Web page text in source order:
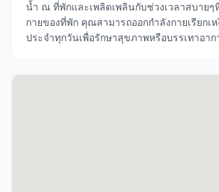
น้ำ ณ ที่พักและเพลิดเพลินกับช่วงเวลาสบายๆ
กายของที่พัก คุณสามารถออกกำลังกายเรียกเ
ประจำทุกวันเพื่อรักษาสุขภาพหรือบรรเทาอาก